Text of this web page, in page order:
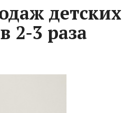
детских
2-3 раза